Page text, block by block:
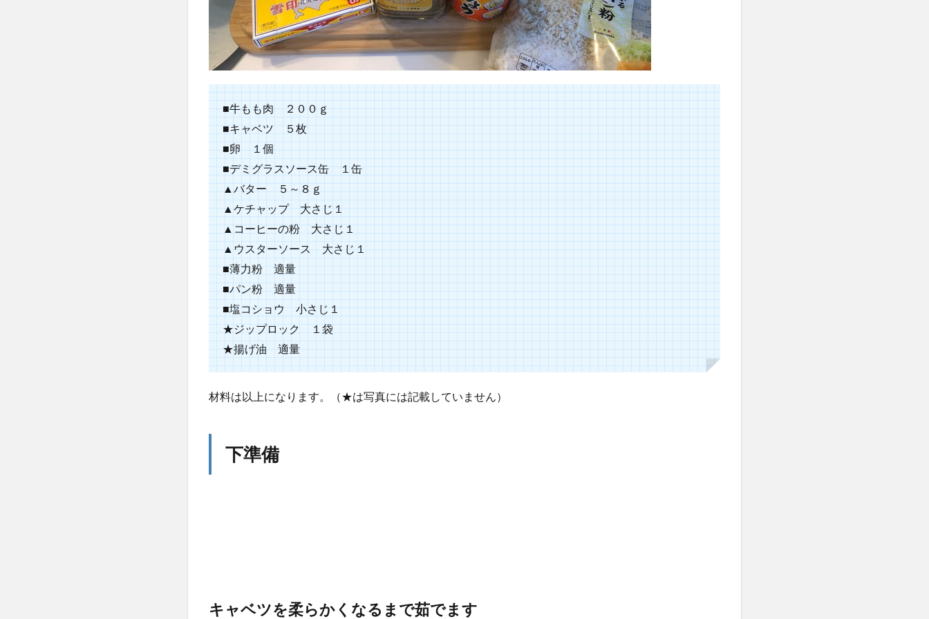
■牛もも肉 ２００ｇ
■キャベツ ５枚
■卵 １個
■デミグラスソース缶 １缶
▲バター ５～８ｇ
▲ケチャップ 大さじ１
▲コーヒーの粉 大さじ１
▲ウスターソース 大さじ１
■薄力粉 適量
■パン粉 適量
■塩コショウ 小さじ１
★ジップロック １袋
★揚げ油 適量
材料は以上になります。（★は写真には記載していません）
下準備
キャベツを柔らかくなるまで茹でます